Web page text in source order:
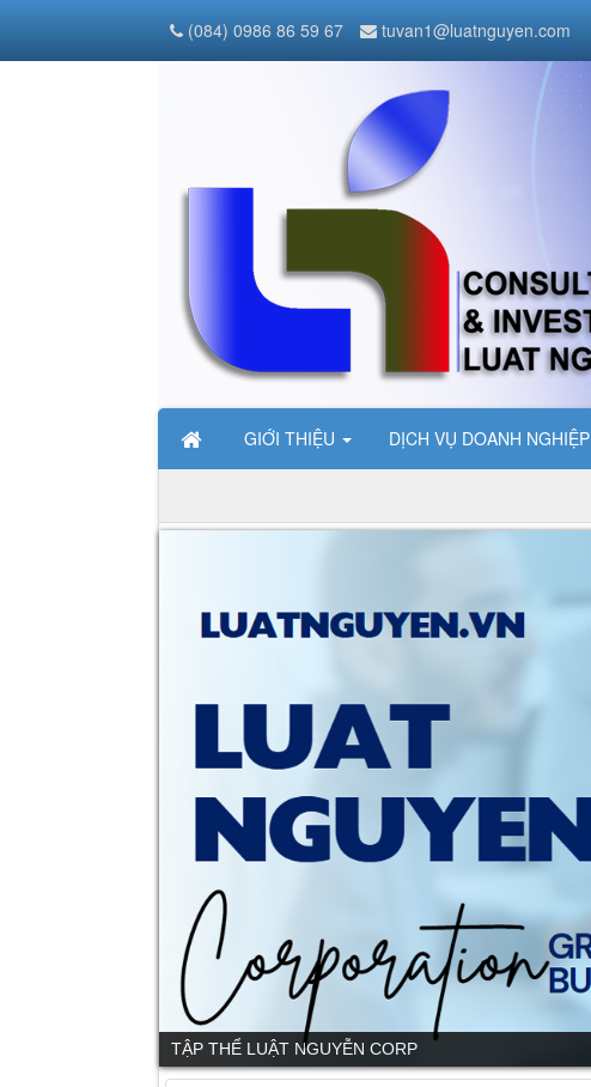
GIỚI THIỆU DỊCH VỤ DOANH NGHIỆP
(084) 0986 86 59 67 tuvan1@luatnguyen.com
TẬP THỂ LUẬT NGUYỄN CORP